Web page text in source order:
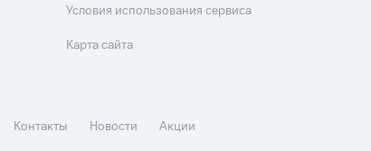
Условия использования сервиса
Карта сайта
Контакты Новости
Акции